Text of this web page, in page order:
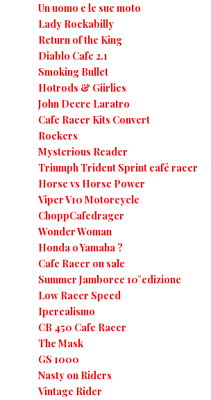
Un uomo e le sue moto
Lady Rockabilly
Return of the King
Diablo Cafe 2.1
Smoking Bullet
Hotrods & Giirlies
John Deere Laratro
Cafe Racer Kits Convert
Rockers
Mysterious Reader
Triumph Trident Sprint café racer
Horse vs Horse Power
Viper V10 Motorcycle
ChoppCafedrager
Wonder Woman
Honda o Yamaha ?
Cafe Racer on sale
Summer Jamboree 10°edizione
Low Racer Speed
Iperealismo
CB 450 Cafe Racer
The Mask
GS 1000
Nasty on Riders
Vintage Rider